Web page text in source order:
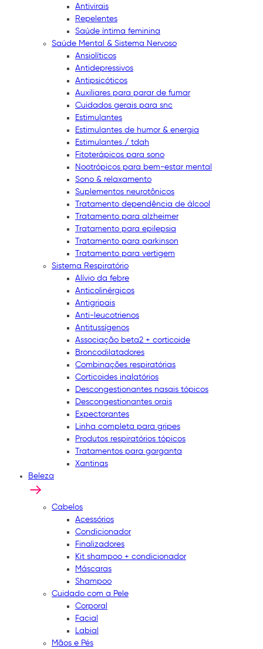
Antivirais
Repelentes
Saúde íntima feminina
Saúde Mental & Sistema Nervoso
Ansiolíticos
Antidepressivos
Antipsicóticos
Auxiliares para parar de fumar
Cuidados gerais para snc
Estimulantes
Estimulantes de humor & energia
Estimulantes / tdah
Fitoterápicos para sono
Nootrópicos para bem-estar mental
Sono & relaxamento
Suplementos neurotônicos
Tratamento dependência de álcool
Tratamento para alzheimer
Tratamento para epilepsia
Tratamento para parkinson
Tratamento para vertigem
Sistema Respiratório
Alívio da febre
Anticolinérgicos
Antigripais
Anti-leucotrienos
Antitussígenos
Associação beta2 + corticoide
Broncodilatadores
Combinações respiratórias
Corticoides inalatórios
Descongestionantes nasais tópicos
Descongestionantes orais
Expectorantes
Linha completa para gripes
Produtos respiratórios tópicos
Tratamentos para garganta
Xantinas
Beleza
Cabelos
Acessórios
Condicionador
Finalizadores
Kit shampoo + condicionador
Máscaras
Shampoo
Cuidado com a Pele
Corporal
Facial
Labial
Mãos e Pés